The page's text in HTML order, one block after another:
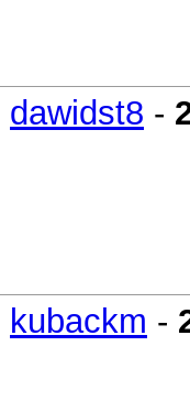
dawidst8 -
kubackm -